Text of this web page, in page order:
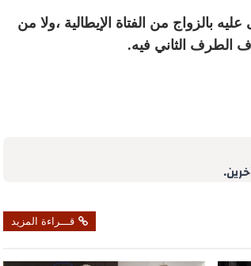
من الفتاة الإيطالية ،ولا من
الطرف الثاني فيه.
قـــراءة المزيد